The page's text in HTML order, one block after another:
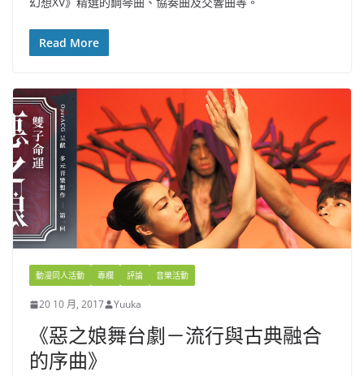
Read More
動漫同人活動 專欄 評論 音樂活動
20 10 月, 2017 Yuuka
《惡之娘舞台劇－流行與古典融合
的序曲》